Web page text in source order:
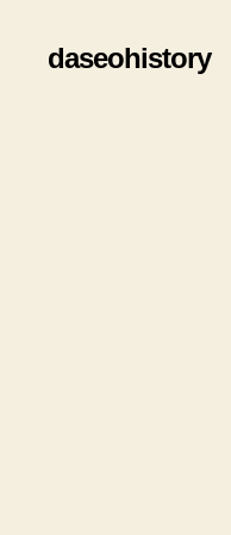
daseohistory